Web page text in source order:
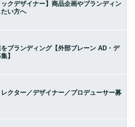
ックデザイナー】商品企画やブランディン
い方へ
ブランディング【外部ブレーン AD・デ
】
クター／デザイナー／プロデューサー募